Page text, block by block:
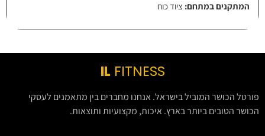
המתקנים במתחם: ציוד כוח
IL FITNESS
פורטל הכושר המוביל בישראל. אנחנו מחברים בין מתאמנים לעסקי
הכושר הטובים ביותר בארץ. איכות, מקצועיות ותוצאות.